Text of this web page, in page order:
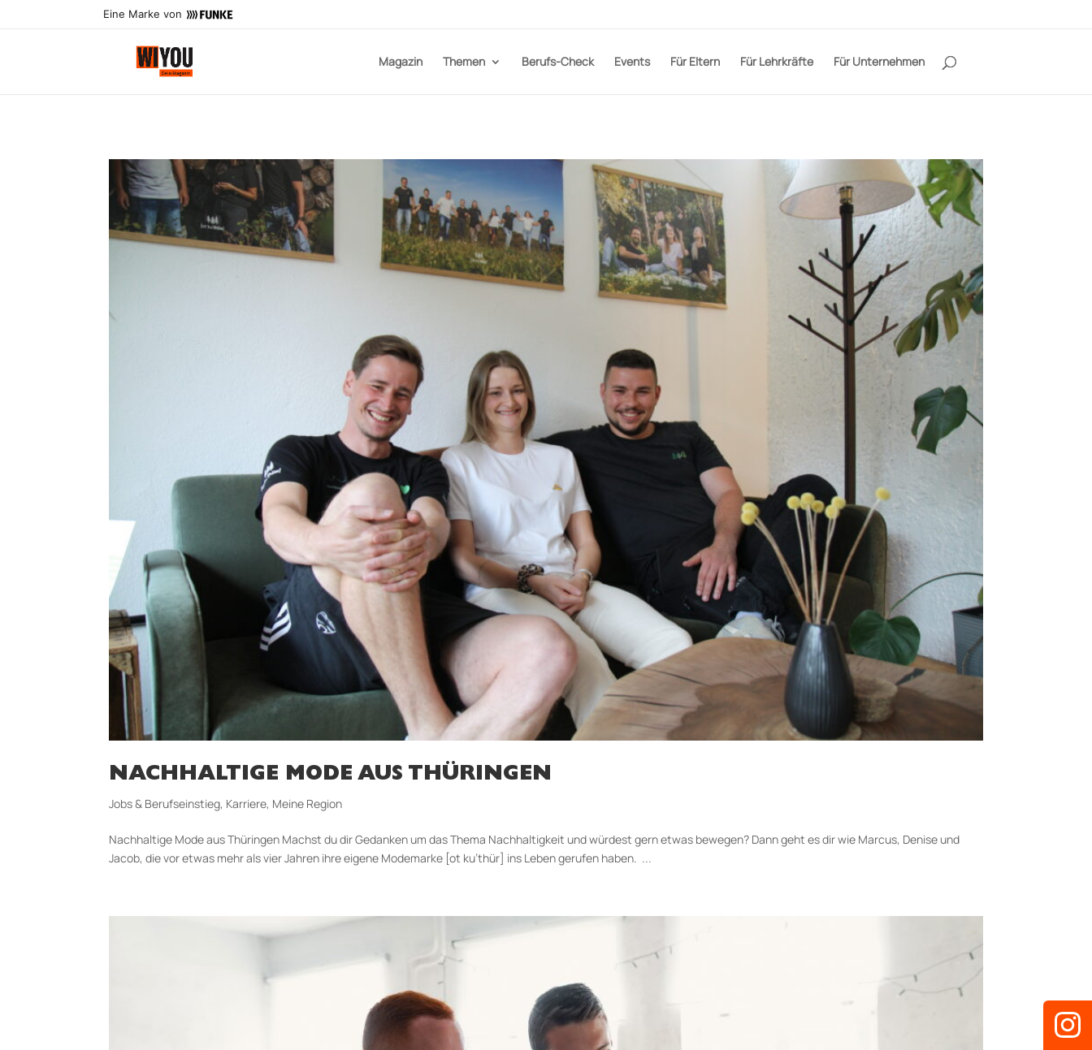
Eine Marke von
Magazin Themen Berufs-Check Events Für Eltern Für Lehrkräfte Für Unternehmen
NACHHALTIGE MODE AUS THÜRINGEN
Jobs & Berufseinstieg, Karriere, Meine Region
Nachhaltige Mode aus Thüringen Machst du dir Gedanken um das Thema Nachhaltigkeit und würdest gern etwas bewegen? Dann geht es dir wie Marcus, Denise und
Jacob, die vor etwas mehr als vier Jahren ihre eigene Modemarke [ot ku’thür] ins Leben gerufen haben. ...